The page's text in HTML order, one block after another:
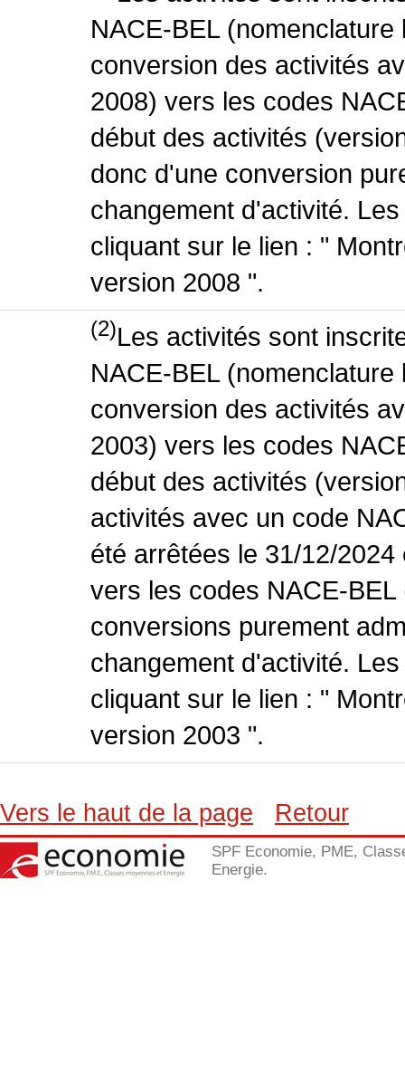
NACE-BEL
conversion des activités
2008) vers les codes
début des activités
donc d'une conversion
changement d'activité.
cliquant sur le lien : "
version 2008 ".
(2)Les activités sont
NACE-BEL
conversion des activités
2003) vers les codes
début des activités
activités avec un code
été arrêtées le 31/12/
vers les codes NACE-
conversions purement
changement d'activité.
cliquant sur le lien : "
version 2003 ".
Vers le haut de la page Retour
SPF Economie, PME,
Energie.